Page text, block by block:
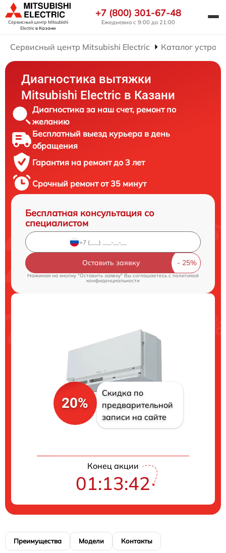
Сервисный центр Mitsubishi
Electricв Казани
+7 (800) 301-67-48
Ежедневно с 9:00 до 21:00
Сервисный центр Mitsubishi Electric Каталог
Диагностика вытяжки
Mitsubishi Electric в Казани
Диагностика за наш счет, ремонт по
желанию
Бесплатный выезд курьера в день
обращения
Гарантия на ремонт до 3 лет
Срочный ремонт от 35 минут
Бесплатная консультация со
специалистом
Оставить заявку
Нажимая на кнопку "Оставить заявку" Вы соглашаетесь c политикой
конфиденциальности
20%
Скидка по
предварительной
записи на сайте
Конец акции
01:13:42
Преимущества Модели Контакты